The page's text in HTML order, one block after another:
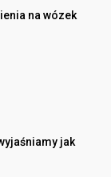
na wózek
jak